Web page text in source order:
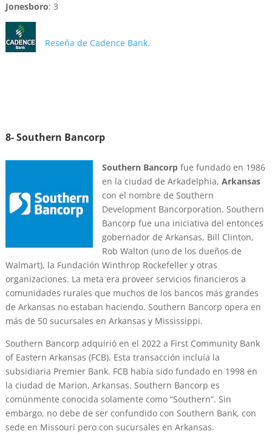
Jonesboro: 3
Reseña de Cadence Bank.
8- Southern Bancorp
Southern Bancorpfue fundado en 1986
en la ciudad de Arkadelphia, Arkansas
con el nombre de Southern
Development Bancorporation. Southern
Bancorp fue una iniciativa del entonces
gobernador de Arkansas, Bill Clinton,
Rob Walton (uno de los dueños de
Walmart), la Fundación Winthrop Rockefeller y otras
organizaciones. La meta era proveer servicios financieros a
comunidades rurales que muchos de los bancos más grandes
de Arkansas no estaban haciendo. Southern Bancorp opera en
más de 50 sucursales en Arkansas y Mississippi.
Southern Bancorp adquirió en el 2022 a First Community Bank
of Eastern Arkansas (FCB). Esta transacción incluía la
subsidiaria Premier Bank. FCB había sido fundado en 1998 en
la ciudad de Marion, Arkansas. Southern Bancorp es
comúnmente conocida solamente como “Southern”. Sin
embargo, no debe de ser confundido con Southern Bank, con
sede en Missouri pero con sucursales en Arkansas.